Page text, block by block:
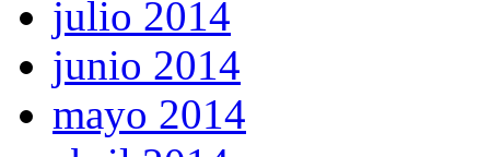
julio 2014
junio 2014
mayo 2014